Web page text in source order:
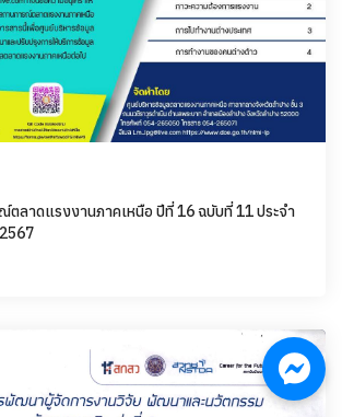
ตลาดแรงงานภาคเหนือ ปีที่ 16 ฉบับที่ 11 ประจำ